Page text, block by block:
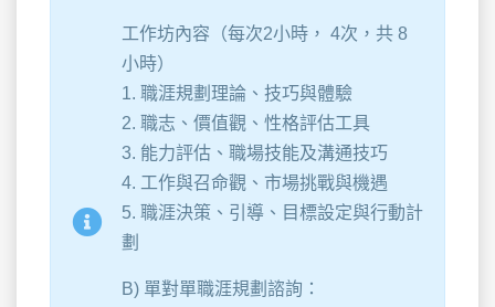
工作坊內容（每次2小時， 4次，共 8
小時）
1. 職涯規劃理論、技巧與體驗
2. 職志、價值觀、性格評估工具
3. 能力評估、職場技能及溝通技巧
4. 工作與召命觀、市場挑戰與機遇
5. 職涯決策、引導、目標設定與行動計
劃
B) 單對單職涯規劃諮詢：